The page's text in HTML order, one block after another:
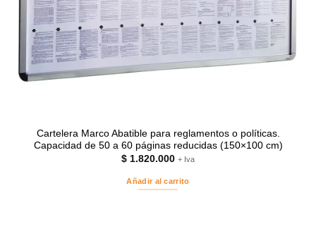
Cartelera Marco Abatible para reglamentos o políticas.
Capacidad de 50 a 60 páginas reducidas (150×100 cm)
$ 1.820.000 + Iva
Añadir al carrito